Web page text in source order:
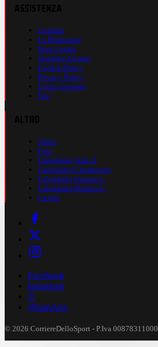
Contatti
La Redazione
Nota Legale
Gestione Cookie
Cookie Policy
Privacy Policy
Cond. Generali
Faq
Video
Foto
Calendario Serie A
Calendario Champions
Calendario Europa L.
Calendario Premier L.
Casinò
Facebook
Instagram
X
WhatsApp
© 2026 CorriereDelloSport - P.Iva 00878311000